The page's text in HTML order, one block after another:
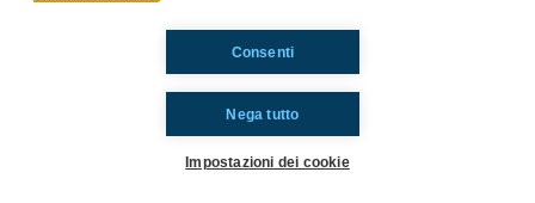
Nega tutto
Consenti
Impostazioni dei cookie